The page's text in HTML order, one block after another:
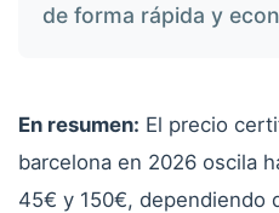
de forma rápida y
En resumen: El precio
barcelona en 2026 oscila
45€ y 150€, dependiendo